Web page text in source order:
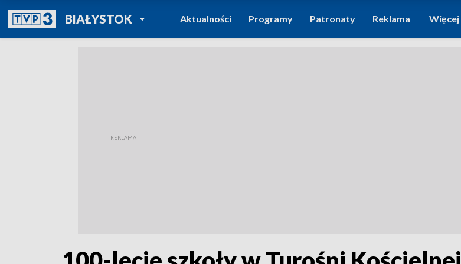
BIAŁYSTOKPOWRÓT DO
TVP REGIONY
Aktualności Programy Patronaty Reklama Więcej